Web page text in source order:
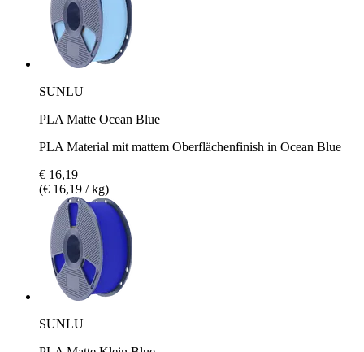
SUNLU
PLA Matte Ocean Blue
PLA Material mit mattem Oberflächenfinish in Ocean Blue
€ 16,19
(€ 16,19 / kg)
SUNLU